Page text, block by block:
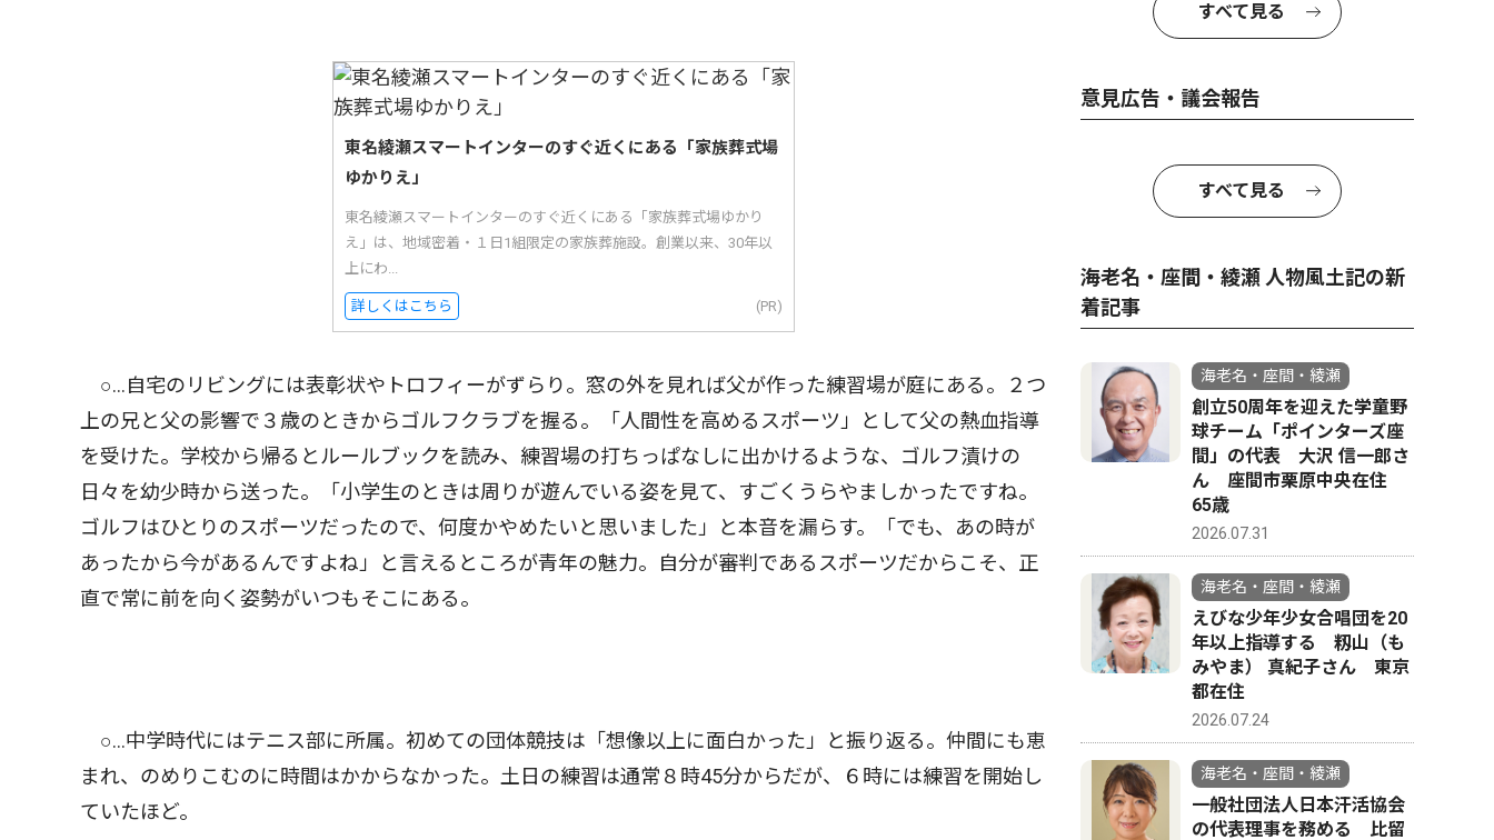
東名綾瀬スマートインターのすぐ近くにある「家族葬式場
ゆかりえ」
東名綾瀬スマートインターのすぐ近くにある「家族葬式場ゆかり
え」は、地域密着・１日1組限定の家族葬施設。創業以来、30年以
上にわ...
詳しくはこちら (PR)
○…自宅のリビングには表彰状やトロフィーがずらり。窓の外を見れば父が作った練習場が庭にある。２つ
上の兄と父の影響で３歳のときからゴルフクラブを握る。「人間性を高めるスポーツ」として父の熱血指導
を受けた。学校から帰るとルールブックを読み、練習場の打ちっぱなしに出かけるような、ゴルフ漬けの
日々を幼少時から送った。「小学生のときは周りが遊んでいる姿を見て、すごくうらやましかったですね。
ゴルフはひとりのスポーツだったので、何度かやめたいと思いました」と本音を漏らす。「でも、あの時が
あったから今があるんですよね」と言えるところが青年の魅力。自分が審判であるスポーツだからこそ、正
直で常に前を向く姿勢がいつもそこにある。
○…中学時代にはテニス部に所属。初めての団体競技は「想像以上に面白かった」と振り返る。仲間にも恵
まれ、のめりこむのに時間はかからなかった。土日の練習は通常８時45分からだが、６時には練習を開始し
ていたほど。
すべて見る
意見広告・議会報告
すべて見る
海老名・座間・綾瀬 人物風土記の新
着記事
海老名・座間・綾瀬
創立50周年を迎えた学童野
球チーム「ポインターズ座
間」の代表 大沢 信一郎さ
ん 座間市栗原中央在住
65歳
2026.07.31
海老名・座間・綾瀬
えびな少年少女合唱団を20
年以上指導する 籾山（も
みやま） 真紀子さん 東京
都在住
2026.07.24
海老名・座間・綾瀬
一般社団法人日本汗活協会
の代表理事を務める 比留